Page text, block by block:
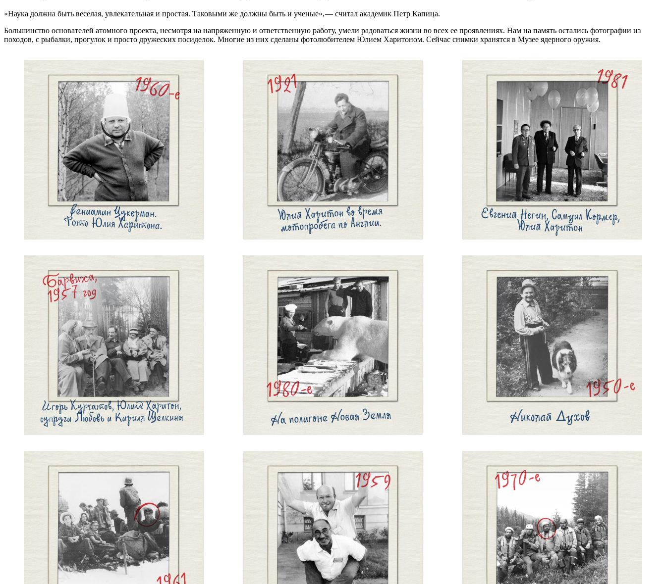
«Наука должна быть веселая, увлекательная и простая. Таковыми же должны быть и ученые», — считал академик Петр Капица.
Большинство основателей атомного проекта, несмотря на напряженную и ответственную работу, умели радоваться жизни во всех ее проявлениях. Нам на память остались фотографии из
походов, с рыбалки, прогулок и просто дружеских посиделок. Многие из них сделаны фотолюбителем Юлием Харитоном. Сейчас снимки хранятся в Музее ядерного оружия.